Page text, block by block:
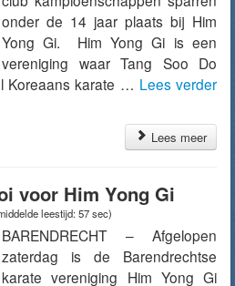
onder de 14 jaar plaats bij Him
Yong Gi. Him Yong Gi is een
vereniging waar Tang Soo Do
Koreaans karate … Lees verder
Lees meer
voor Him Yong Gi
leestijd: 57 sec)
BARENDRECHT – Afgelopen
zaterdag is de Barendrechtse
karate vereniging Him Yong Gi